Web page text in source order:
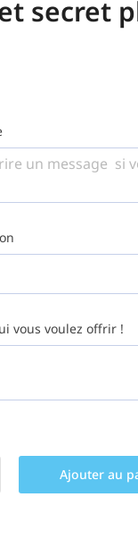
secret
vous voulez offrir !
Ajouter au